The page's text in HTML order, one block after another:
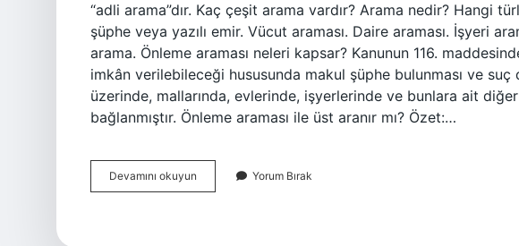
“adli arama”dır. Kaç çeşit arama vardır? Arama nedir? Hangi
şüphe veya yazılı emir. Vücut araması. Daire araması. İşyeri
arama. Önleme araması neleri kapsar? Kanunun 116.
imkân verilebileceği hususunda makul şüphe bulunması ve
üzerinde, mallarında, evlerinde, işyerlerinde ve bunlara ait
bağlanmıştır. Önleme araması ile üst aranır mı? Özet:…
Devamını okuyun
Arama
Yorum Bırak